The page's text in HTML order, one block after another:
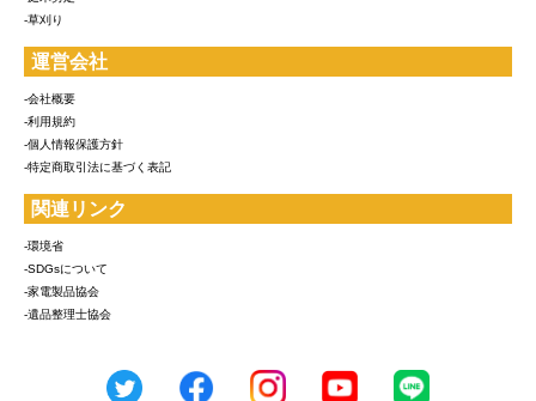
-草刈り
運営会社
-会社概要
-利用規約
-個人情報保護方針
-特定商取引法に基づく表記
関連リンク
-環境省
-SDGsについて
-家電製品協会
-遺品整理士協会